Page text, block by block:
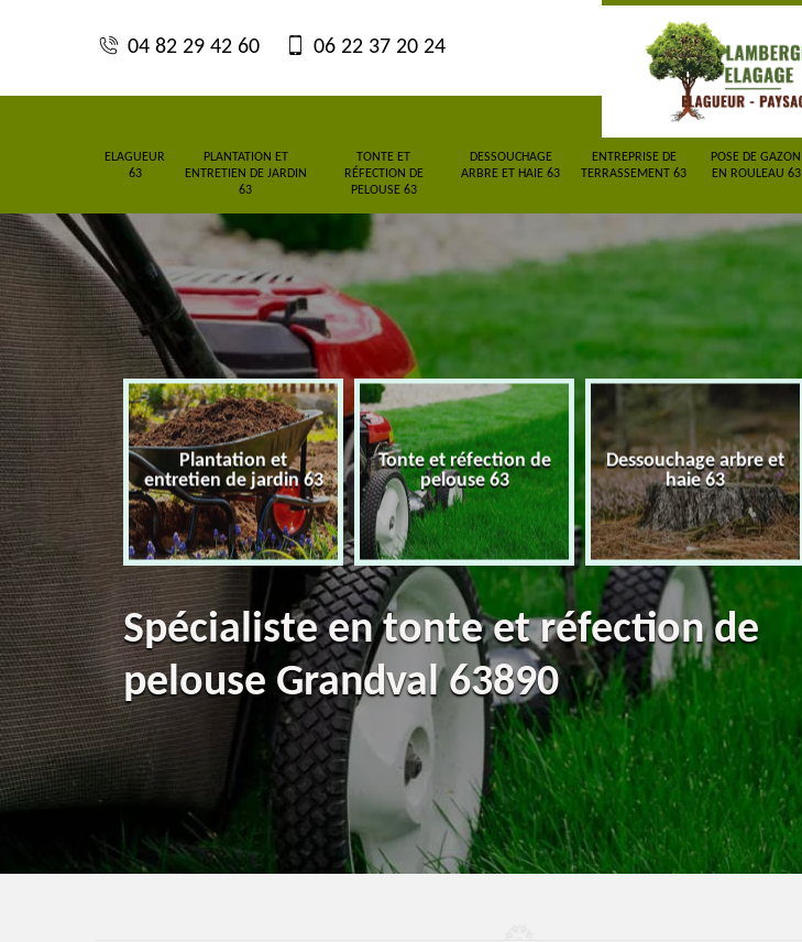
04 82 29 42 60 06 22 37 20 24
ELAGUEUR
63
PLANTATION ET
ENTRETIEN DE JARDIN
63
TONTE ET
RÉFECTION DE
PELOUSE 63
DESSOUCHAGE
ARBRE ET HAIE 63
ENTREPRISE DE
TERRASSEMENT 63
POSE DE GAZON
EN ROULEAU 63
63
Plantation et
entretien de jardin 63
Tonte et réfection de
pelouse 63
Dessouchage arbre et
haie 63
Spécialiste en tonte et réfection de
pelouse Grandval 63890